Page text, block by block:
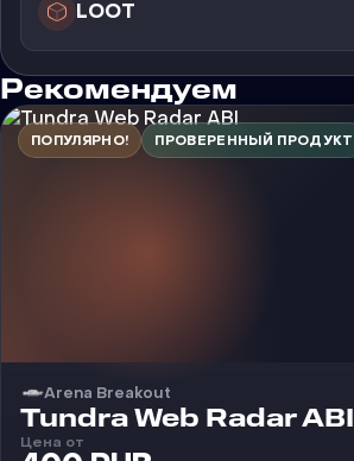
LOOT
Рекомендуем
ПОПУЛЯРНО! ПРОВЕРЕННЫЙ ПРОДУКТ
Arena Breakout
Чит
Tundra Web Radar ABI
Цена от